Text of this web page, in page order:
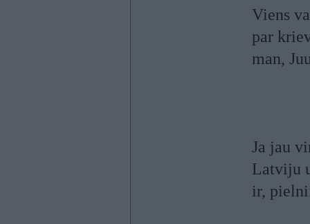
Viens
par
man,
Ja jau
Latviju
ir,